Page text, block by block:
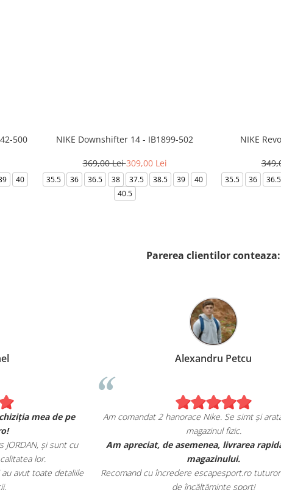
500
40
NIKE Downshifter 14 - IB1899-502
369,00 Lei309,00 Lei
35.5 36 36.5 38 37.5 38.5 39
40
40.5
NIKE
35.5 36 36.5
Parerea clientilor conteaza:
mea de pe
și sunt cu
lor.
avut toate detaliile
Alexandru Petcu
Am comandat 2 hanorace Nike. Se simt și
magazinul fizic.
Am apreciat, de asemenea, livrarea
magazinului.
Recomand cu încredere escapesport.ro
de încălțăminte sport!